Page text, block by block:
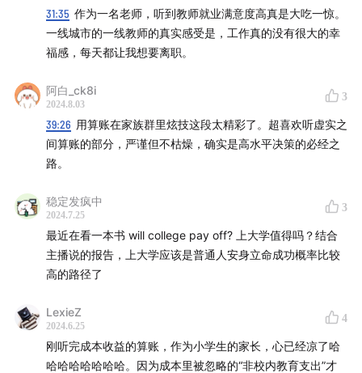
31:35 作为一名老师，听到教师就业满意度高真是大吃一惊。
一线城市的一线教师的真实感受是，工作真的没有很大的幸
福感，每天都让我想要离职。
阿白_ck8i
2024.8.03
3
39:26 用算账在家族群里炫技这段太精彩了。超喜欢听虚实之
间算账的部分，严谨但不枯燥，确实是高水平决策的必经之
路。
稳定发疯中
2024.7.25
3
最近在看一本书 will college pay off? 上大学值得吗？结合
主播说的报告，上大学应该是普通人安身立命成功概率比较
高的路径了
LexieZ
2024.6.25
4
刚听完成本收益的算账，作为小学生的家长，心已经凉了哈
哈哈哈哈哈哈哈。因为成本里被忽略的“非校内教育支出”才